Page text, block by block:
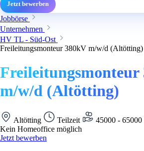
Jetzt bewerben
Jobbörse
Unternehmen
HV TL - Süd-Ost
Freileitungsmonteur 380kV m/w/d (Altötting)
Freileitungsmonteur
m/w/d (Altötting)
Altötting Teilzeit
45000 - 65000
Kein Homeoffice möglich
Jetzt bewerben